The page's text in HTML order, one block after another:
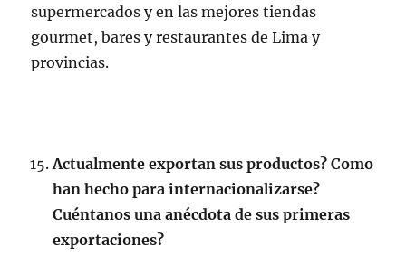
supermercados y en las mejores tiendas
gourmet, bares y restaurantes de Lima y
provincias.
Actualmente exportan sus productos? Como
han hecho para internacionalizarse?
Cuéntanos una anécdota de sus primeras
exportaciones?